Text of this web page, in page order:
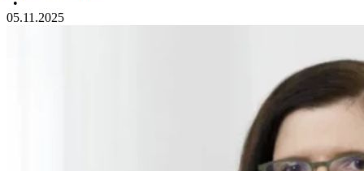
05.11.2025